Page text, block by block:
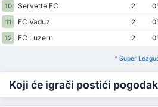
10
Servette FC 2
11
FC Vaduz 2
12
FC Luzern 2
* Super
Koji će igrači postići